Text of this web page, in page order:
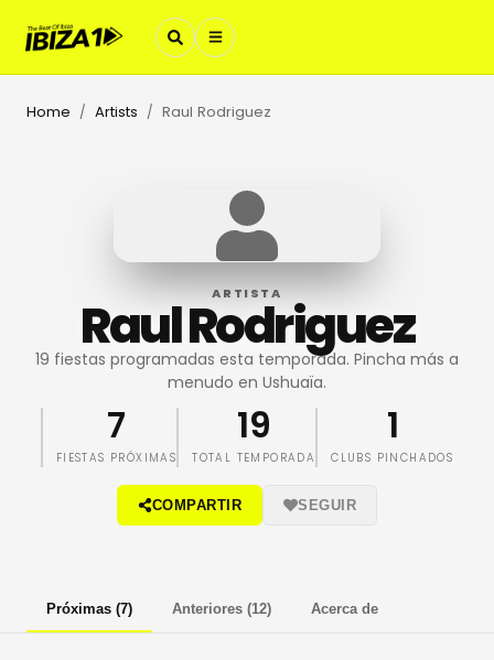
Home / Artists / Raul Rodriguez
ARTISTA
Raul Rodriguez
19 fiestas programadas esta temporada. Pincha más a
menudo en Ushuaïa.
7
FIESTAS PRÓXIMAS
19
TOTAL TEMPORADA
1
CLUBS PINCHADOS
COMPARTIR SEGUIR
Próximas (7) Anteriores (12) Acerca de